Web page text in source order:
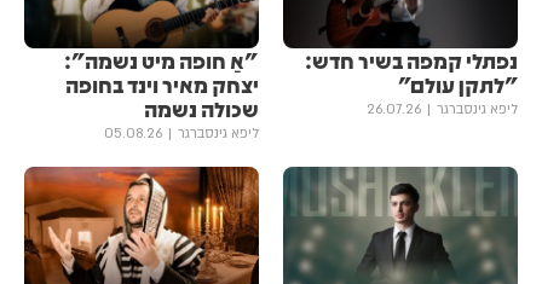
נפתלי קמפה בשיר חדש:
״לתקן עולם״
ליפא גינסברגר 26.07.26
"אַ חופה מיט נשמה":
יצחק מאיר וינד בחופה
שכולה נשמה
ליפא גינסברגר 05.08.26